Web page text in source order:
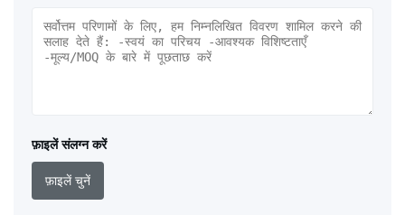
फ़ाइलें संलग्न करें
फ़ाइलें चुनें